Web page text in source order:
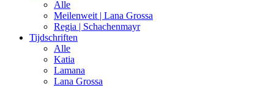
Alle
Meilenweit | Lana Grossa
Regia | Schachenmayr
Tijdschriften
Alle
Katia
Lamana
Lana Grossa